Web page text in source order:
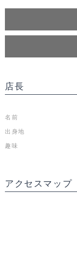
店長
名前
出身地
趣味
アクセスマップ